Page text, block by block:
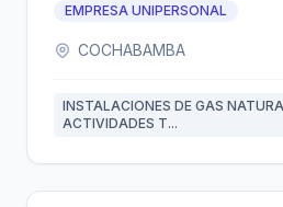
EMPRESA UNIPERSONAL
COCHABAMBA
INSTALACIONES DE GAS
ACTIVIDADES T...